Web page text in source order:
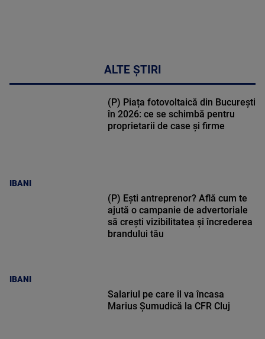
ALTE ȘTIRI
IBANI
(P) Piața fotovoltaică din București
în 2026: ce se schimbă pentru
proprietarii de case și firme
IBANI
(P) Ești antreprenor? Află cum te
ajută o campanie de advertoriale
să crești vizibilitatea și încrederea
brandului tău
Salariul pe care îl va încasa
Marius Șumudică la CFR Cluj